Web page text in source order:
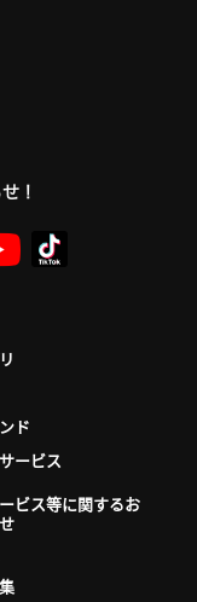
！
ド
ービス
ビス等に関するお